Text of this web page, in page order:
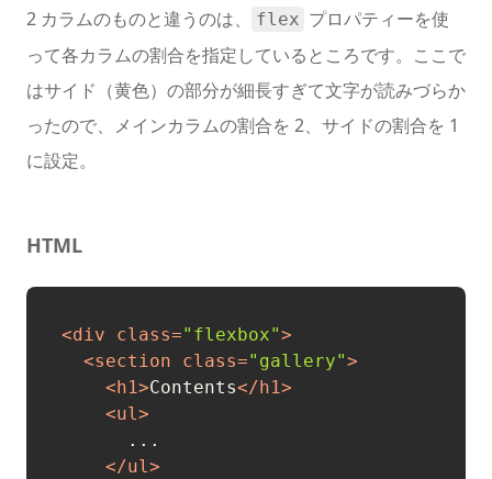
2 カラムのものと違うのは、 flex プロパティーを使
って各カラムの割合を指定しているところです。ここで
はサイド（黄色）の部分が細長すぎて文字が読みづらか
ったので、メインカラムの割合を 2、サイドの割合を 1
に設定。
HTML
<div class="flexbox">
<section class="gallery">
< h1>Contents</ h1>
<ul>
      ...
</ul>